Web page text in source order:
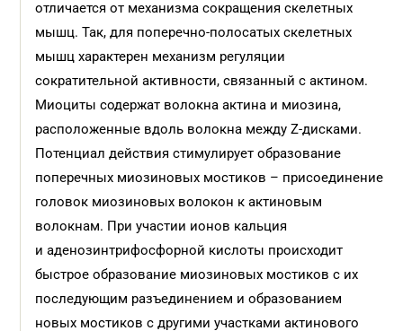
отличается от механизма сокращения скелетных
мышц. Так, для поперечно-полосатых скелетных
мышц характерен механизм регуляции
сократительной активности, связанный с актином.
Миоциты содержат волокна актина и миозина,
расположенные вдоль волокна между Z-дисками.
Потенциал действия стимулирует образование
поперечных миозиновых мостиков – присоединение
головок миозиновых волокон к актиновым
волокнам. При участии ионов кальция
и аденозинтрифосфорной кислоты происходит
быстрое образование миозиновых мостиков с их
последующим разъединением и образованием
новых мостиков с другими участками актинового